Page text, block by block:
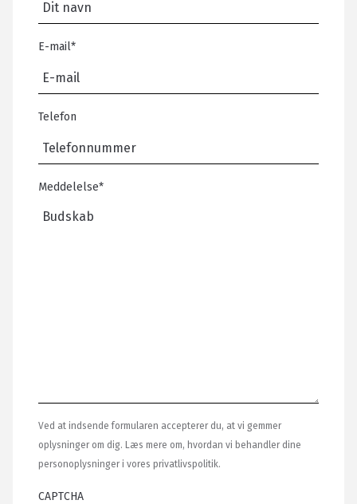
E-mail*
Telefon
Meddelelse*
Ved at indsende formularen accepterer du, at vi gemmer
oplysninger om dig. Læs mere om, hvordan vi behandler dine
personoplysninger i vores privatlivspolitik.
CAPTCHA